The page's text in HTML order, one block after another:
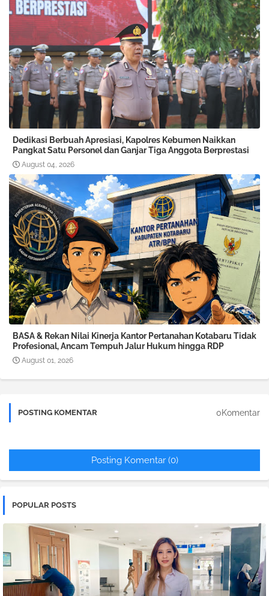
Dedikasi Berbuah Apresiasi, Kapolres Kebumen Naikkan
Pangkat Satu Personel dan Ganjar Tiga Anggota Berprestasi
August 04, 2026
BASA & Rekan Nilai Kinerja Kantor Pertanahan Kotabaru Tidak
Profesional, Ancam Tempuh Jalur Hukum hingga RDP
August 01, 2026
POSTING KOMENTAR 0Komentar
Posting Komentar (0)
POPULAR POSTS